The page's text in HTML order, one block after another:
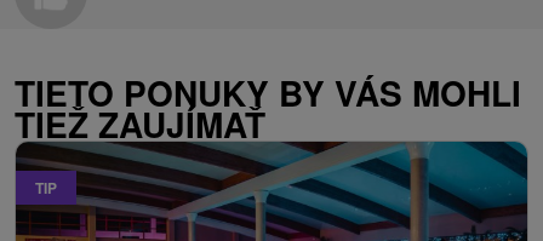
TIETO PONUKY BY VÁS MOHLI
TIEŽ ZAUJÍMAŤ
TIP